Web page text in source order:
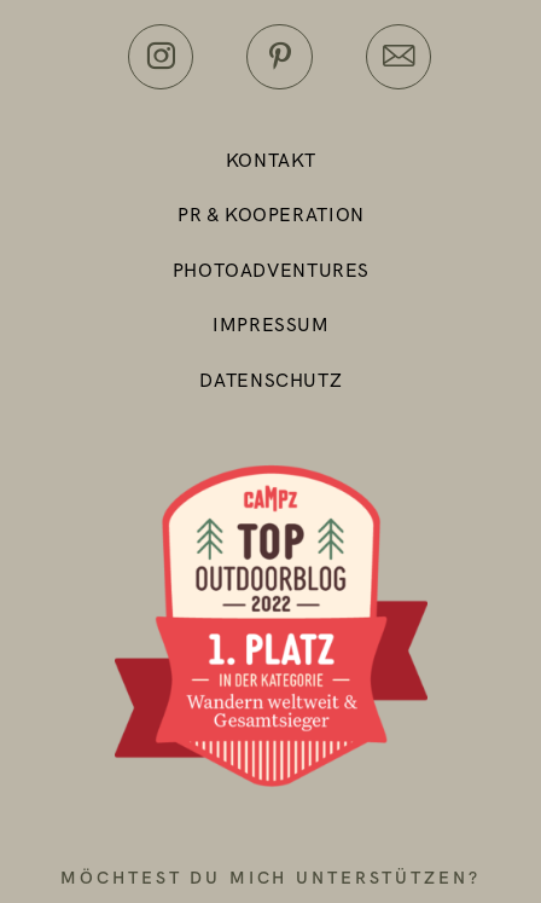
MÖCHTEST DU MICH UNTERSTÜTZEN?
KONTAKT
PR & KOOPERATION
PHOTOADVENTURES
IMPRESSUM
DATENSCHUTZ